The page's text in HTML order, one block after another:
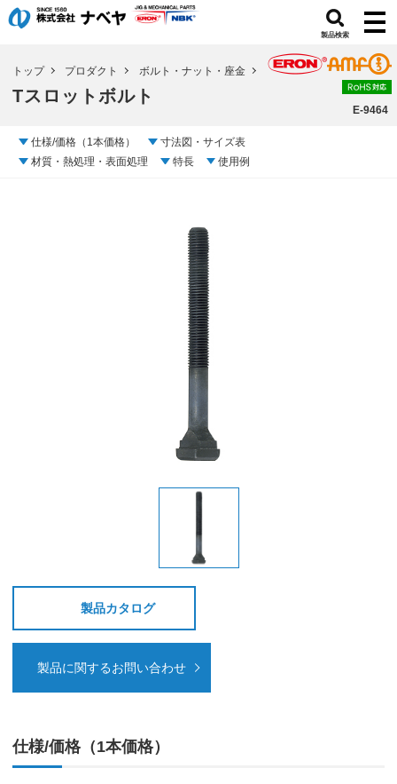
製品検索
トップ プロダクト ボルト・ナット・座金
Tスロットボルト
E-9464
仕様/価格（1本価格）
寸法図・サイズ表
材質・熱処理・表面処理
特長 使用例
製品カタログ
製品に関するお問い合わせ
仕様/価格（1本価格）